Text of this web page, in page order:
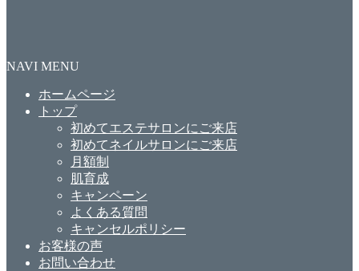
NAVI MENU
ホームページ
トップ
初めてエステサロンにご来店
初めてネイルサロンにご来店
月額制
肌育成
キャンペーン
よくある質問
キャンセルポリシー
お客様の声
お問い合わせ